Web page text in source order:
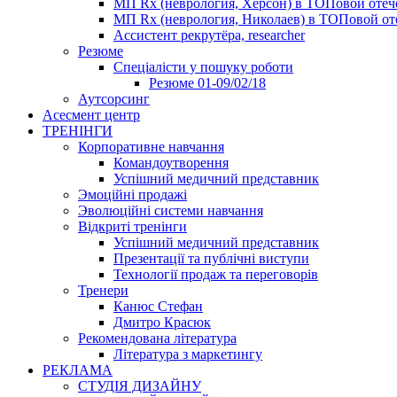
МП Rx (неврология, Херсон) в ТОПовой
МП Rx (неврология, Николаев) в ТОПовой
Ассистент рекрутёра, researcher
Резюме
Cпеціалісти у пошуку роботи
Резюме 01-09/02/18
Аутсорсинг
Асесмент центр
ТРЕНІНГИ
Корпоративне навчання
Командоутворення
Успішний медичний представник
Эмоційні продажі
Эволюційні системи навчання
Відкриті тренінги
Успішний медичний представник
Презентації та публічні виступи
Технології продаж та переговорів
Тренери
Канюс Стефан
Дмитро Красюк
Рекомендована література
Література з маркетингу
РЕКЛАМА
СТУДІЯ ДИЗАЙНУ